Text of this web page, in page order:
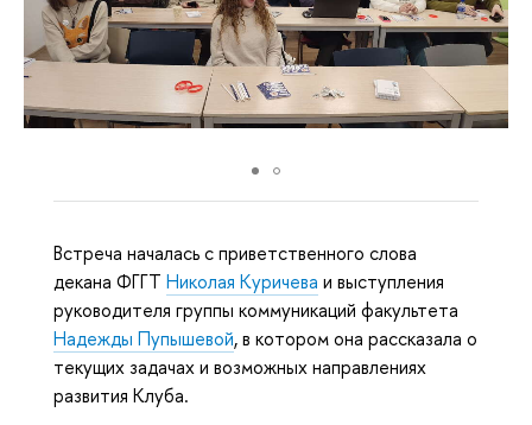
Встреча началась с приветственного слова
декана ФГГТ Николая Куричева и выступления
руководителя группы коммуникаций факультета
Надежды Пупышевой, в котором она рассказала о
текущих задачах и возможных направлениях
развития Клуба.